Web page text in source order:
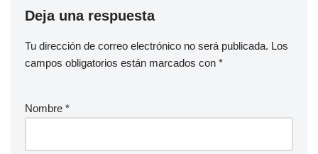
Deja una respuesta
Tu dirección de correo electrónico no será publicada. Los
campos obligatorios están marcados con *
Nombre *